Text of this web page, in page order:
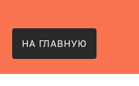
НА ГЛАВНУЮ